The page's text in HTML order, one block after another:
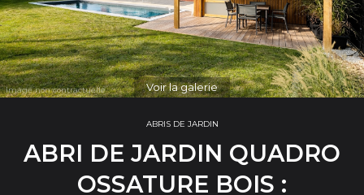
Voir la galerie
ABRIS DE JARDIN
ABRI DE JARDIN QUADRO
OSSATURE BOIS :